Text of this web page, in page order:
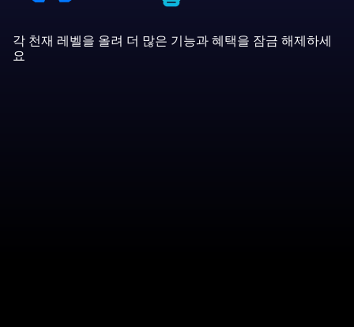
각 천재 레벨을 올려 더 많은 기능과 혜택을 잠금 해제하세
요